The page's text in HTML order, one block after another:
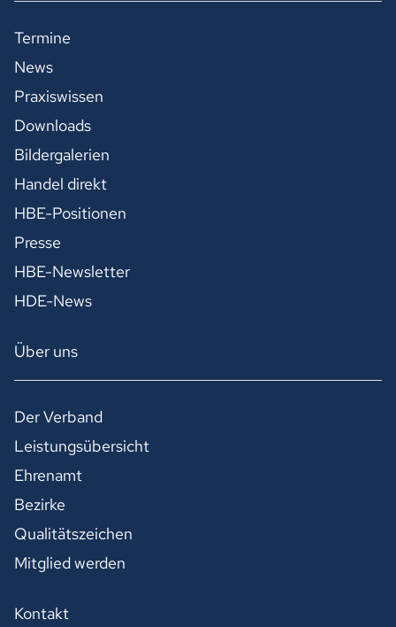
Termine
News
Praxiswissen
Downloads
Bildergalerien
Handel direkt
HBE-Positionen
Presse
HBE-Newsletter
HDE-News
Über uns
Der Verband
Leistungsübersicht
Ehrenamt
Bezirke
Qualitätszeichen
Mitglied werden
Kontakt